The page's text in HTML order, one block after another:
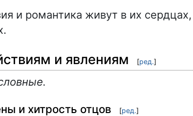
и романтика живут в их сердцах,
и явлениям [ред.]
и хитрость отцов [ред.]